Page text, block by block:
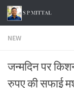
Skip to content
NEW
जन्मदिन पर
रुपए की सफाई